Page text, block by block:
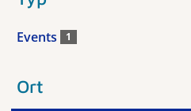
Events 1
Ort